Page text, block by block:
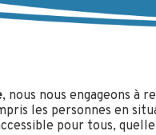
, nous nous engageons à
les personnes en
pour tous,